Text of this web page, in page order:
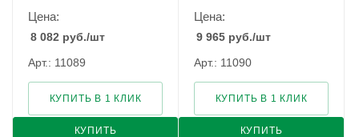
Цена:
8 082 руб./шт
Арт.: 11089
КУПИТЬ
КУПИТЬ В 1 КЛИК
Цена:
9 965 руб./шт
Арт.: 11090
КУПИТЬ
КУПИТЬ В 1 КЛИК